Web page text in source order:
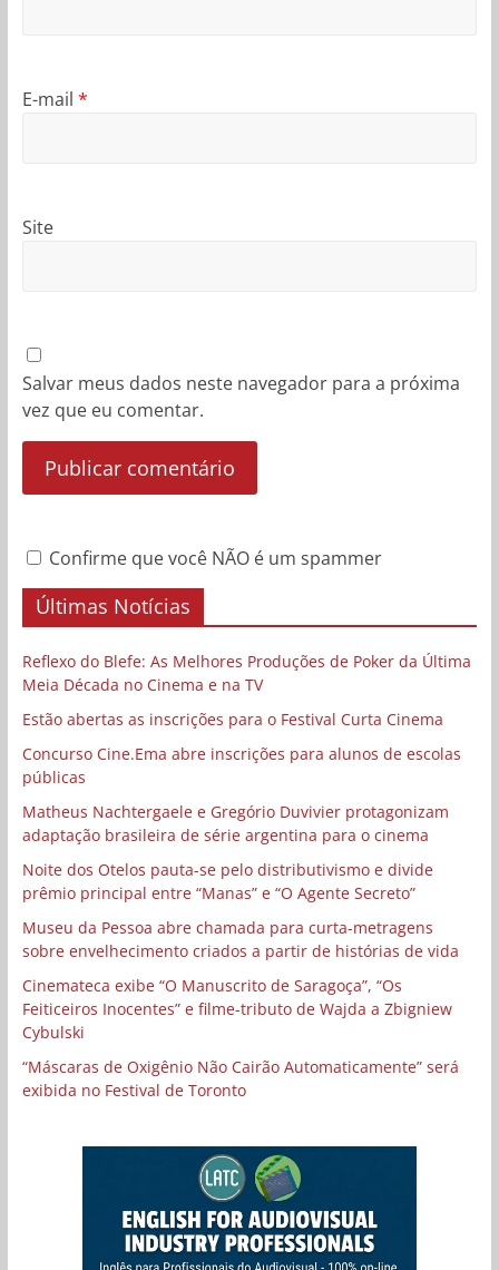
E-mail *
Site
Salvar meus dados neste navegador para a próxima
vez que eu comentar.
Confirme que você NÃO é um spammer
Últimas Notícias
Reflexo do Blefe: As Melhores Produções de Poker da Última
Meia Década no Cinema e na TV
Estão abertas as inscrições para o Festival Curta Cinema
Concurso Cine.Ema abre inscrições para alunos de escolas
públicas
Matheus Nachtergaele e Gregório Duvivier protagonizam
adaptação brasileira de série argentina para o cinema
Noite dos Otelos pauta-se pelo distributivismo e divide
prêmio principal entre “Manas” e “O Agente Secreto”
Museu da Pessoa abre chamada para curta-metragens
sobre envelhecimento criados a partir de histórias de vida
Cinemateca exibe “O Manuscrito de Saragoça”, “Os
Feiticeiros Inocentes” e filme-tributo de Wajda a Zbigniew
Cybulski
“Máscaras de Oxigênio Não Cairão Automaticamente” será
exibida no Festival de Toronto